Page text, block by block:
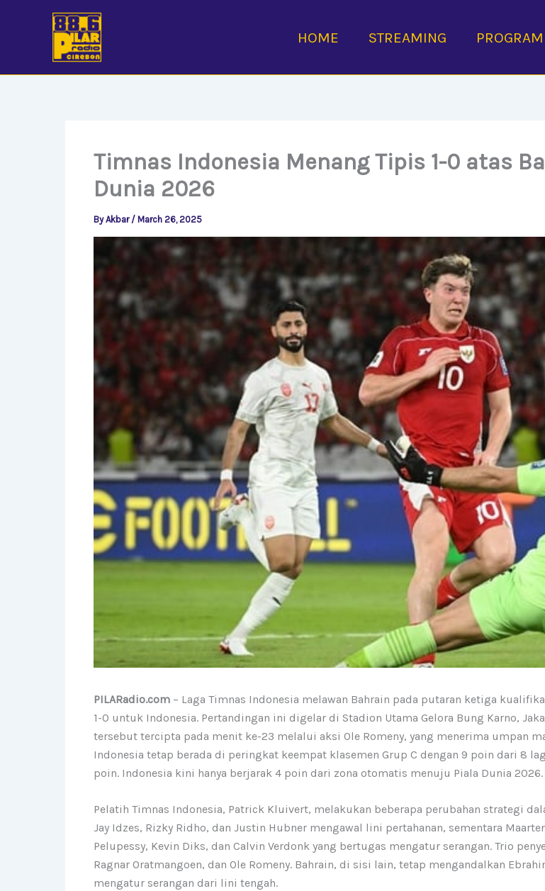
HOME STREAMING PROGRAM
Timnas Indonesia Menang Tipis 1-0 atas
Dunia 2026
ByAkbar / March 26, 2025
PILARadio.com – Laga Timnas Indonesia melawan Bahrain pada putaran ketiga
1-0 untuk Indonesia. Pertandingan ini digelar di Stadion Utama Gelora Bung Karno,
tersebut tercipta pada menit ke-23 melalui aksi Ole Romeny, yang menerima umpan
Indonesia tetap berada di peringkat keempat klasemen Grup C dengan 9 poin dari 8
poin. Indonesia kini hanya berjarak 4 poin dari zona otomatis menuju Piala Dunia 2026.
Pelatih Timnas Indonesia, Patrick Kluivert, melakukan beberapa perubahan strategi
Jay Idzes, Rizky Ridho, dan Justin Hubner mengawal lini pertahanan, sementara
Pelupessy, Kevin Diks, dan Calvin Verdonk yang bertugas mengatur serangan. Trio
Ragnar Oratmangoen, dan Ole Romeny. Bahrain, di sisi lain, tetap mengandalkan
mengatur serangan dari lini tengah.